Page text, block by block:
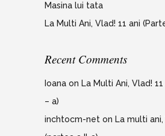
Masina lui tata
La Multi Ani, Vlad! 11 ani
Recent Comments
Ioana on La Multi Ani, Vlad! 11
– a)
inchtocm-net on La multi